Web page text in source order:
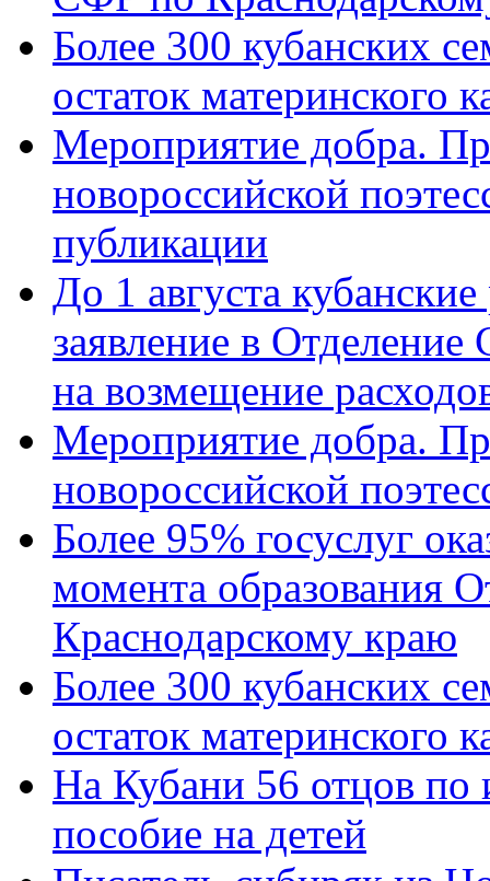
Более 300 кубанских
остаток материнского
Мероприятие добра.
новороссийской
публикации
До 1 августа
заявление в
на возмещение
Мероприятие добра.
новороссийской
Более 95% госуслуг
момента образования
Краснодарскому краю
Более 300 кубанских
остаток материнского
На Кубани 56 отцов по
пособие на детей